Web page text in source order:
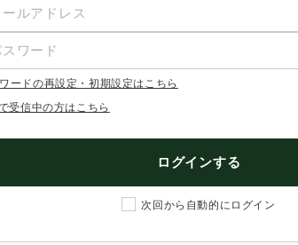
ードの再設定・初期設定はこちら
受信中の方はこちら
ログインする
次回から自動的にログイン